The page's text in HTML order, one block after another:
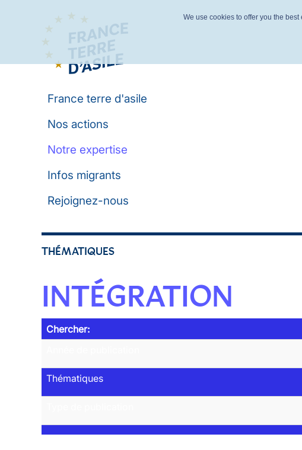
France terre d'asile
Nos actions
Notre expertise
Infos migrants
Rejoignez-nous
THÉMATIQUES
INTÉGRATION
Chercher:
Thématiques
We use cookies to offer you the